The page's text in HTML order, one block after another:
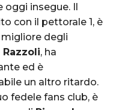
oggi insegue. Il
con il pettorale 1, è
migliore degli
, ha
ed è
un altro ritardo.
fedele fans club, è